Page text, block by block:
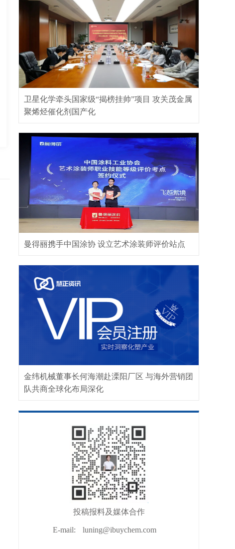
卫星化学牵头国家级“揭榜挂帅”项目 攻关茂金属
聚烯烃催化剂国产化
曼得丽携手中国涂协 设立艺术涂装师评价站点
金纬机械董事长何海潮赴溧阳厂区 与海外营销团
队共商全球化布局深化
投稿报料及媒体合作
E-mail: luning@ibuychem.com